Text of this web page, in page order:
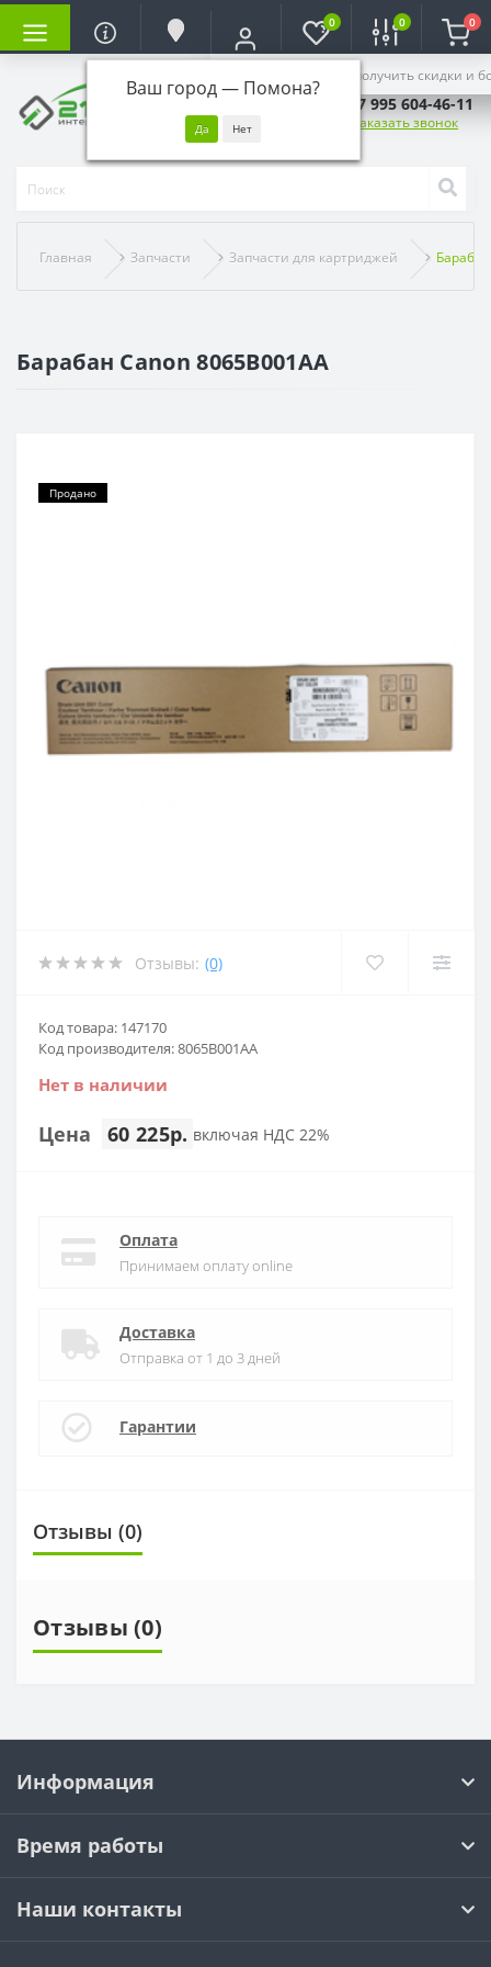
Ваш город — Помона?
Войдите, чтобы получить скидки и
0 0 0
+7 995 604-46-11
Заказать звонок
Главная Запчасти Запчасти для картриджей
Барабан Canon 8065B001AA
Продано
Отзывы: (0)
Код товара: 147170
Код производителя: 8065B001AA
Нет в наличии
Цена 60 225р. включая НДС 22%
Оплата
Принимаем оплату online
Доставка
Отправка от 1 до 3 дней
Гарантии
Отзывы (0)
Отзывы (0)
Информация
Время работы
Наши контакты